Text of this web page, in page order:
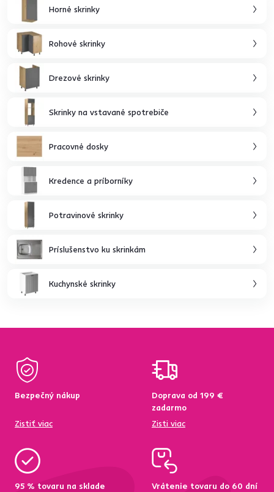
Horné skrinky
Rohové skrinky
Drezové skrinky
Skrinky na vstavané spotrebiče
Pracovné dosky
Kredence a príborníky
Potravinové skrinky
Príslušenstvo ku skrinkám
Kuchynské skrinky
Bezpečný nákup
Zistiť viac
Doprava od 199 €
zadarmo
Zisti viac
95 % tovaru na sklade
Vrátenie tovaru do 60 dní